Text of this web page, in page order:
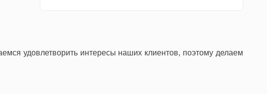
удовлетворить интересы наших клиентов, поэтому делаем